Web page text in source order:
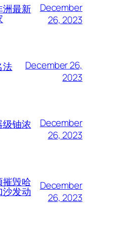
洲最新
December
26, 2023
法
December 26,
2023
铀浓
December
26, 2023
摧毁哈
发动
December
26, 2023